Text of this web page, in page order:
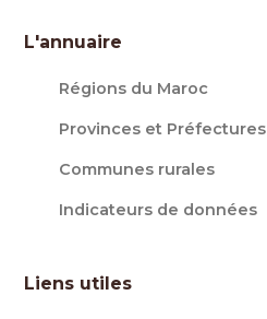
L'annuaire
Régions du Maroc
Provinces et Préfectures
Communes rurales
Indicateurs de données
Liens utiles